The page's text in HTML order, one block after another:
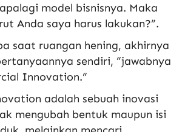
model bisnisnya. Maka
Anda saya harus lakukan?”.
saat ruangan hening, akhirnya
sendiri, “jawabnya
Innovation.”
adalah sebuah inovasi
mengubah bentuk maupun isi